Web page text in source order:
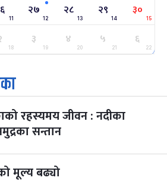
- Mar 8, 2027
Mar 9, 2027
७ महिना बाँकी
2027
22, 2027
७ महिना बाँकी
11
२७
12
२८
13
२९
14
३०
15
18
३
19
४
20
५
21
६
22
रहस्यमय जीवन : नदीका
सन्तान
मूल्य बढ्यो